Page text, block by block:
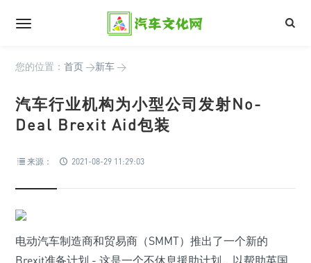
您的位置： 首页 >新车 >
汽车行业机构为小型公司发射No-
Deal Brexit Aid包装
来源： 2021-08-29 11:29:03
电动汽车制造商和贸易商（SMMT）推出了一个新的
Brexit准备计划 - 这是一个不休息援助计划，以帮助英国